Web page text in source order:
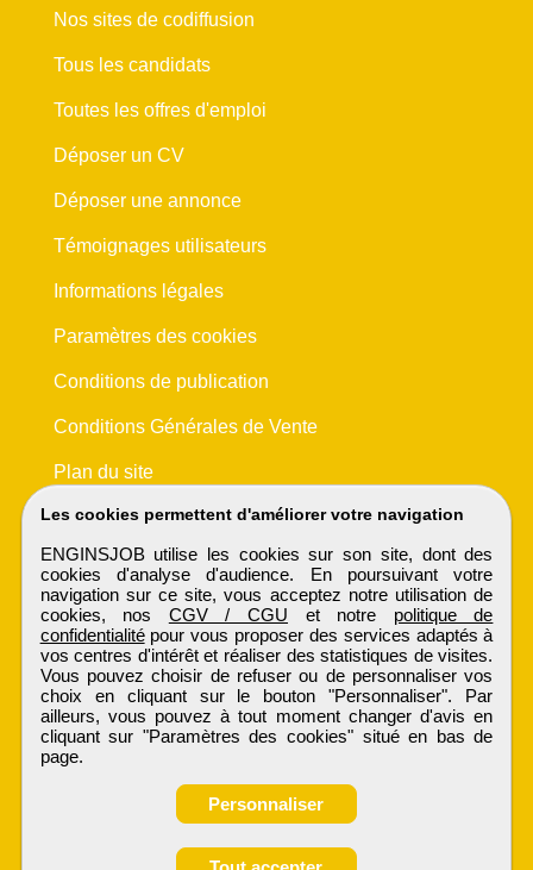
Obtenir ses
Les cookies permettent d'améliorer votre navigation
ENGINSJOB utilise les cookies sur son site, dont des
cookies d'analyse d'audience. En poursuivant votre
navigation sur ce site, vous acceptez notre utilisation de
cookies, nos CGV / CGU et notre politique de
confidentialitépour vous proposer des services adaptés à
vos centres d'intérêt et réaliser des statistiques de visites.
Vous pouvez choisir de refuser ou de personnaliser vos
choix en cliquant sur le bouton "Personnaliser". Par
ailleurs, vous pouvez à tout moment changer d'avis en
cliquant sur "Paramètres des cookies" situé en bas de
page.
Personnaliser
Nos sites de codiffusion
Tous les candidats
Toutes les offres d'emploi
Déposer un CV
Déposer une annonce
Témoignages utilisateurs
Informations légales
Paramètres des cookies
Conditions de publication
Conditions Générales de Vente
Plan du site